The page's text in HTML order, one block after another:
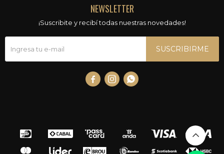
NEWSLETTER
¡Suscribite y recibí todas nuestras novedades!
SUSCRIBIRME
  